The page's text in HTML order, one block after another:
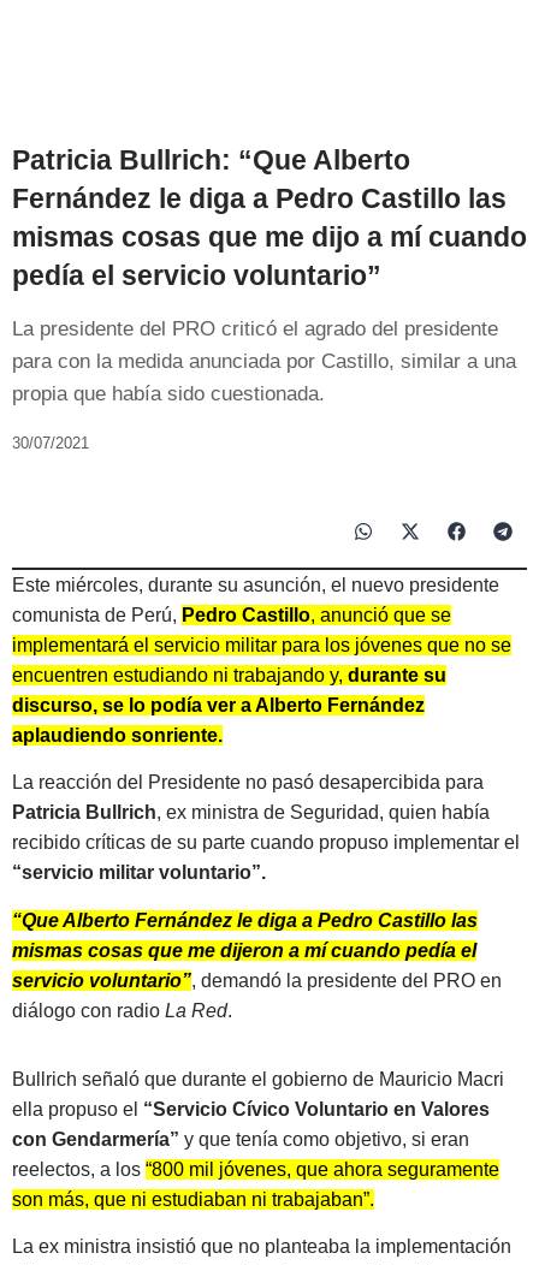
Patricia Bullrich: “Que Alberto
Fernández le diga a Pedro Castillo las
mismas cosas que me dijo a mí cuando
pedía el servicio voluntario”
La presidente del PRO criticó el agrado del presidente
para con la medida anunciada por Castillo, similar a una
propia que había sido cuestionada.
30/07/2021
Este miércoles, durante su asunción, el nuevo presidente
comunista de Perú, Pedro Castillo, anunció que se
implementará el servicio militar para los jóvenes que no se
encuentren estudiando ni trabajando y, durante su
discurso, se lo podía ver a Alberto Fernández
aplaudiendo sonriente.
La reacción del Presidente no pasó desapercibida para
Patricia Bullrich, ex ministra de Seguridad, quien había
recibido críticas de su parte cuando propuso implementar el
“servicio militar voluntario”.
“Que Alberto Fernández le diga a Pedro Castillo las
mismas cosas que me dijeron a mí cuando pedía el
servicio voluntario”, demandó la presidente del PRO en
diálogo con radio La Red.
Bullrich señaló que durante el gobierno de Mauricio Macri
ella propuso el “Servicio Cívico Voluntario en Valores
con Gendarmería” y que tenía como objetivo, si eran
reelectos, a los “800 mil jóvenes, que ahora seguramente
son más, que ni estudiaban ni trabajaban”.
La ex ministra insistió que no planteaba la implementación